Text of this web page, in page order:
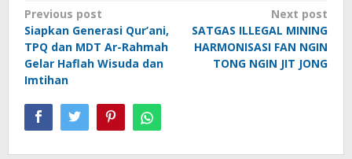
Post
navigation
Previous post
Siapkan Generasi Qur’ani,
TPQ dan MDT Ar-Rahmah
Gelar Haflah Wisuda dan
Imtihan
Next post
SATGAS ILLEGAL MINING
HARMONISASI FAN NGIN
TONG NGIN JIT JONG